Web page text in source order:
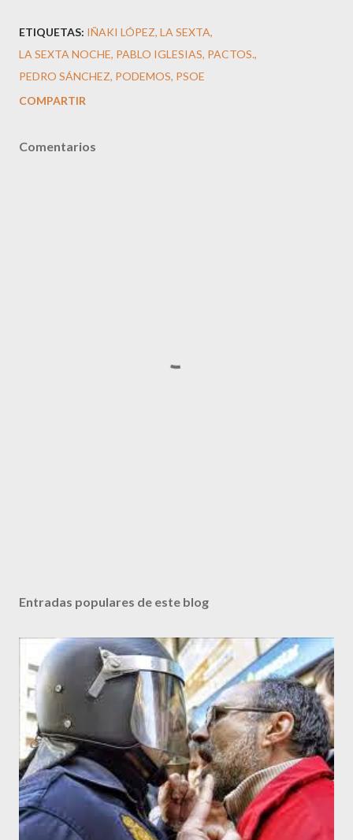
ETIQUETAS: IÑAKI LÓPEZ LA SEXTA
LA SEXTA NOCHE PABLO IGLESIAS PACTOS.
PEDRO SÁNCHEZ PODEMOS PSOE
COMPARTIR
Comentarios
Entradas populares de este blog